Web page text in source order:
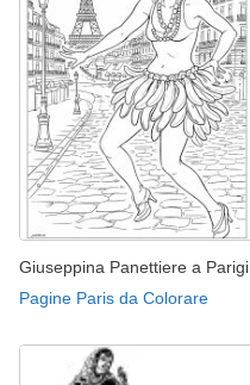
Giuseppina Panettiere a Parigi
Pagine Paris da Colorare